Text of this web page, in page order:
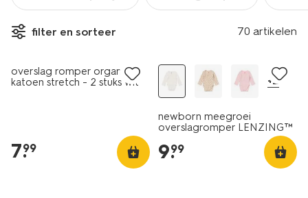
filter en sorteer 70 artikelen
2 stuks
overslag romper organic
katoen stretch - 2 stuks wit
7.
99
+2
newborn meegroei
overslagromper LENZING™
9.
99